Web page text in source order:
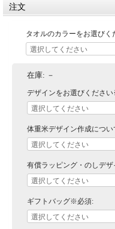
注文
タオルのカラーをお選びく
在庫: －
デザインをお選びくださ
体重米デザイン作成につい
有償ラッピング・のしデ
ギフトバッグ※必須: